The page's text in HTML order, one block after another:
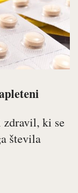
zdravil, ki se
števila